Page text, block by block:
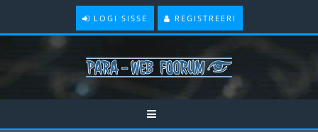
LOGI SISSE REGISTREERI